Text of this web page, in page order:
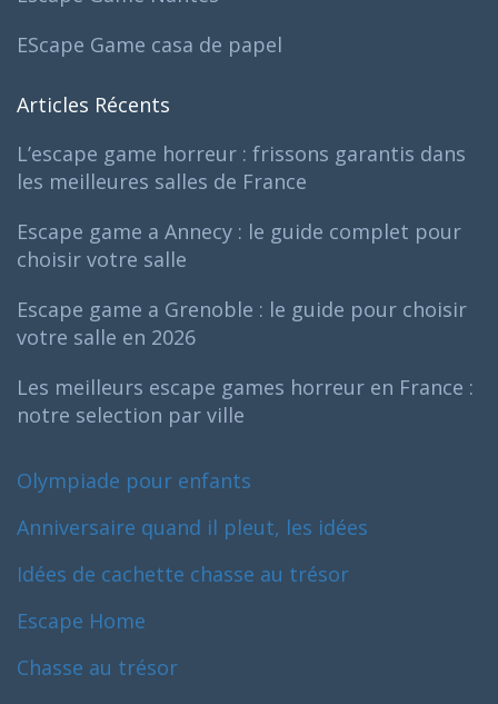
EScape Game casa de papel
Articles Récents
L’escape game horreur : frissons garantis dans
les meilleures salles de France
Escape game a Annecy : le guide complet pour
choisir votre salle
Escape game a Grenoble : le guide pour choisir
votre salle en 2026
Les meilleurs escape games horreur en France :
notre selection par ville
Olympiade pour enfants
Anniversaire quand il pleut, les idées
Idées de cachette chasse au trésor
Escape Home
Chasse au trésor